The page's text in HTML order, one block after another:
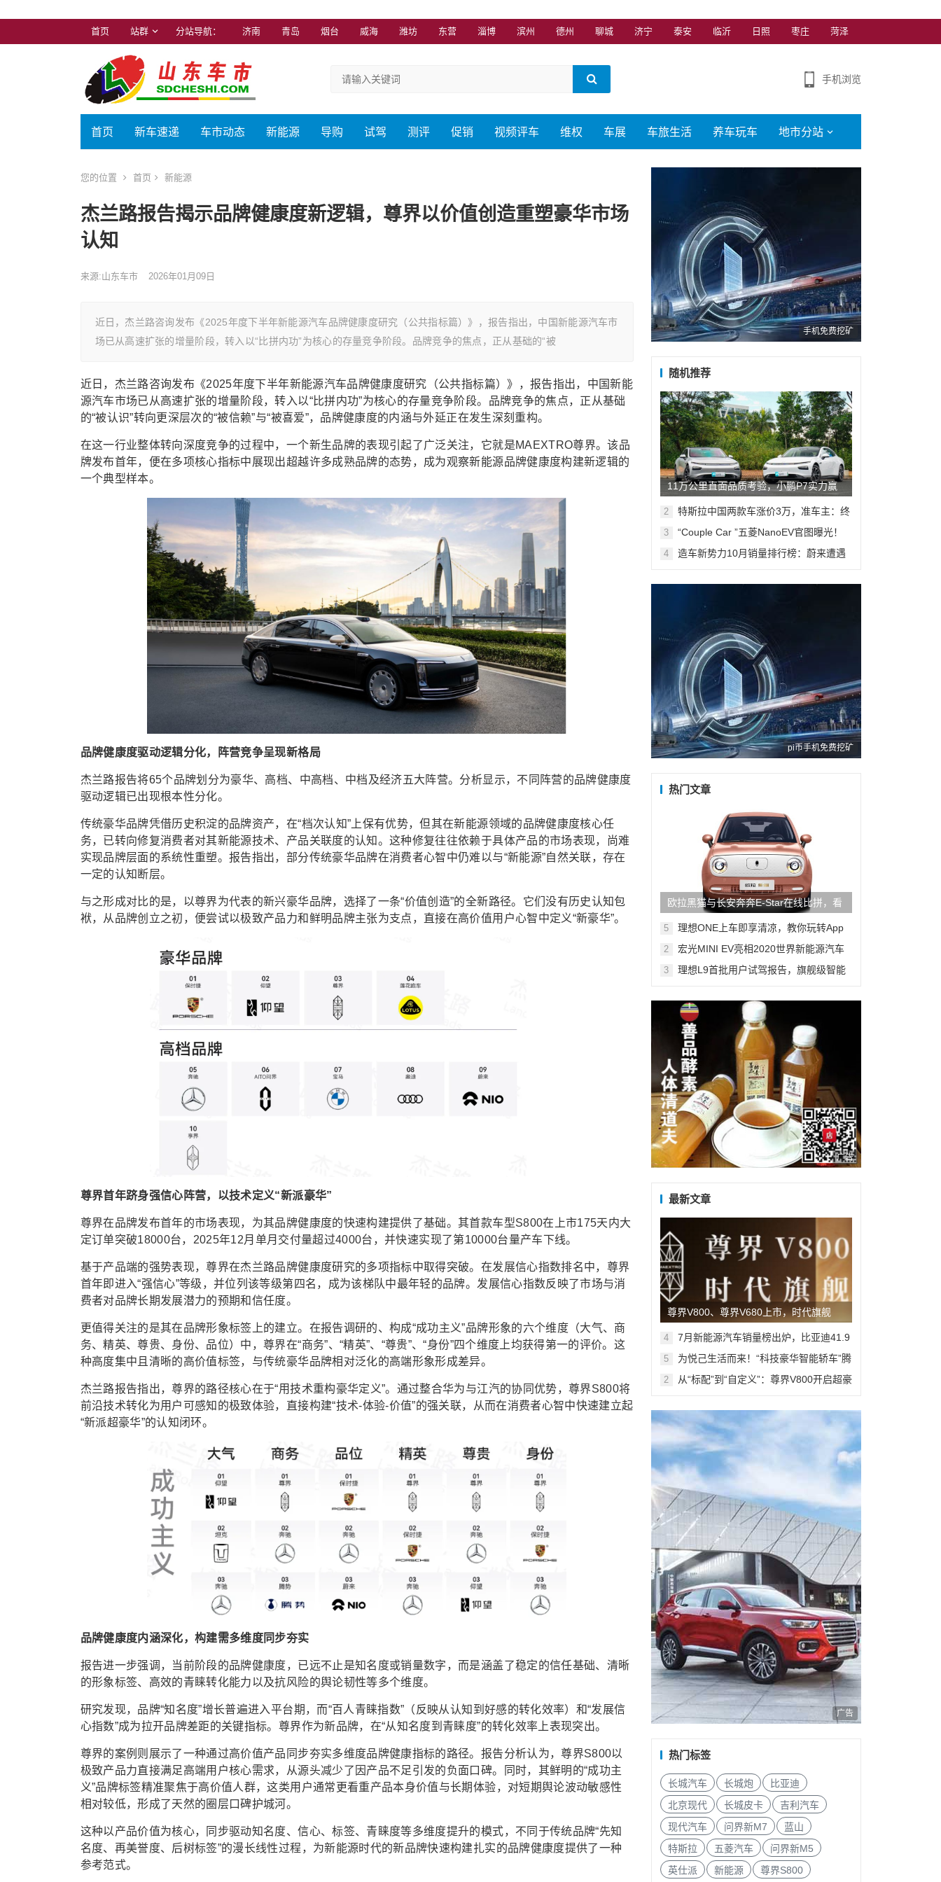
首页 站群 分站导航： 济南 青岛 烟台 威海 潍坊 东营 淄博 滨州 德州 聊城 济宁 泰安 临沂 日照 枣庄 菏泽
手机浏览
首页 新车速递 车市动态 新能源 导购 试驾 测评 促销 视频评车 维权 车展 车旅生活 养车玩车 地市分站
您的位置 首页 新能源
杰兰路报告揭示品牌健康度新逻辑，尊界以价值创造重塑豪华市场
认知
来源:山东车市 2026年01月09日
近日，杰兰路咨询发布《2025年度下半年新能源汽车品牌健康度研究（公共指标篇）》，报告指出，中国新能源汽车市
场已从高速扩张的增量阶段，转入以“比拼内功”为核心的存量竞争阶段。品牌竞争的焦点，正从基础的“被
近日，杰兰路咨询发布《2025年度下半年新能源汽车品牌健康度研究（公共指标篇）》，报告指出，中国新能
源汽车市场已从高速扩张的增量阶段，转入以“比拼内功”为核心的存量竞争阶段。品牌竞争的焦点，正从基础
的“被认识”转向更深层次的“被信赖”与“被喜爱”，品牌健康度的内涵与外延正在发生深刻重构。
在这一行业整体转向深度竞争的过程中，一个新生品牌的表现引起了广泛关注，它就是MAEXTRO尊界。该品
牌发布首年，便在多项核心指标中展现出超越许多成熟品牌的态势，成为观察新能源品牌健康度构建新逻辑的
一个典型样本。
品牌健康度驱动逻辑分化，阵营竞争呈现新格局
杰兰路报告将65个品牌划分为豪华、高档、中高档、中档及经济五大阵营。分析显示，不同阵营的品牌健康度
驱动逻辑已出现根本性分化。
传统豪华品牌凭借历史积淀的品牌资产，在“档次认知”上保有优势，但其在新能源领域的品牌健康度核心任
务，已转向修复消费者对其新能源技术、产品关联度的认知。这种修复往往依赖于具体产品的市场表现，尚难
实现品牌层面的系统性重塑。报告指出，部分传统豪华品牌在消费者心智中仍难以与“新能源”自然关联，存在
一定的认知断层。
与之形成对比的是，以尊界为代表的新兴豪华品牌，选择了一条“价值创造”的全新路径。它们没有历史认知包
袱，从品牌创立之初，便尝试以极致产品力和鲜明品牌主张为支点，直接在高价值用户心智中定义“新豪华”。
尊界首年跻身强信心阵营，以技术定义“新派豪华”
尊界在品牌发布首年的市场表现，为其品牌健康度的快速构建提供了基础。其首款车型S800在上市175天内大
定订单突破18000台，2025年12月单月交付量超过4000台，并快速实现了第10000台量产车下线。
基于产品端的强势表现，尊界在杰兰路品牌健康度研究的多项指标中取得突破。在发展信心指数排名中，尊界
首年即进入“强信心”等级，并位列该等级第四名，成为该梯队中最年轻的品牌。发展信心指数反映了市场与消
费者对品牌长期发展潜力的预期和信任度。
更值得关注的是其在品牌形象标签上的建立。在报告调研的、构成“成功主义”品牌形象的六个维度（大气、商
务、精英、尊贵、身份、品位）中，尊界在“商务”、“精英”、“尊贵”、“身份”四个维度上均获得第一的评价。这
种高度集中且清晰的高价值标签，与传统豪华品牌相对泛化的高端形象形成差异。
杰兰路报告指出，尊界的路径核心在于“用技术重构豪华定义”。通过整合华为与江汽的协同优势，尊界S800将
前沿技术转化为用户可感知的极致体验，直接构建“技术-体验-价值”的强关联，从而在消费者心智中快速建立起
“新派超豪华”的认知闭环。
品牌健康度内涵深化，构建需多维度同步夯实
报告进一步强调，当前阶段的品牌健康度，已远不止是知名度或销量数字，而是涵盖了稳定的信任基础、清晰
的形象标签、高效的青睐转化能力以及抗风险的舆论韧性等多个维度。
研究发现，品牌“知名度”增长普遍进入平台期，而“百人青睐指数”（反映从认知到好感的转化效率）和“发展信
心指数”成为拉开品牌差距的关键指标。尊界作为新品牌，在“从知名度到青睐度”的转化效率上表现突出。
尊界的案例则展示了一种通过高价值产品同步夯实多维度品牌健康指标的路径。报告分析认为，尊界S800以
极致产品力直接满足高端用户核心需求，从源头减少了因产品不足引发的负面口碑。同时，其鲜明的“成功主
义”品牌标签精准聚焦于高价值人群，这类用户通常更看重产品本身价值与长期体验，对短期舆论波动敏感性
相对较低，形成了天然的圈层口碑护城河。
这种以产品价值为核心，同步驱动知名度、信心、标签、青睐度等多维度提升的模式，不同于传统品牌“先知
名度、再美誉度、后树标签”的漫长线性过程，为新能源时代的新品牌快速构建扎实的品牌健康度提供了一种
参考范式。
手机免费挖矿
随机推荐
11万公里直面品质考验，小鹏P7实力赢
战史上最不公平测试
2
特斯拉中国两款车涨价3万，准车主：终
3
“Couple Car ”五菱NanoEV官图曝光！
4
造车新势力10月销量排行榜：蔚来遭遇
pi币手机免费挖矿
热门文章
欧拉黑猫与长安奔奔E-Star在线比拼，看
谁技高一筹？
5
理想ONE上车即享清凉，教你玩转App
2
宏光MINI EV亮相2020世界新能源汽车
3
理想L9首批用户试驾报告，旗舰级智能
广告
最新文章
尊界V800、尊界V680上市，时代旗舰
MPV开启全维奢适新境
4
7月新能源汽车销量榜出炉，比亚迪41.9
5
为悦己生活而来！“科技豪华智能轿车”腾
2
从“标配”到“自定义”：尊界V800开启超豪
广告
热门标签
长城汽车 长城炮
比亚迪
北京现代
长城皮卡
吉利汽车
现代汽车
问界新M7
蓝山
特斯拉
五菱汽车
问界新M5
英仕派
新能源 尊界S800